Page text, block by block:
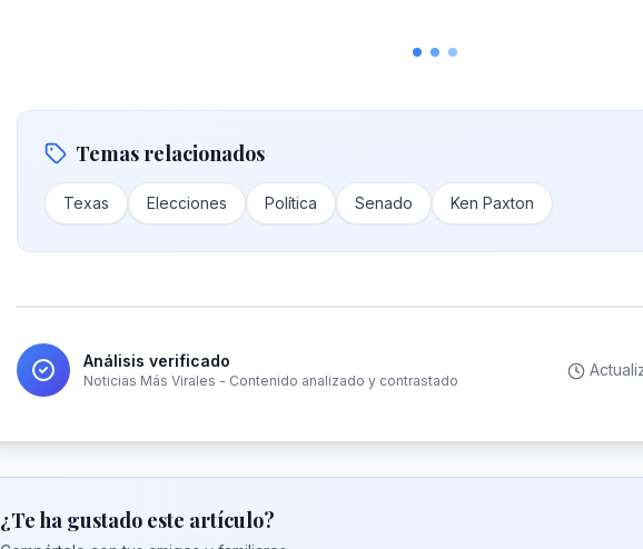
Temas relacionados
Texas Elecciones Política Senado Ken Paxton
Análisis verificado
Noticias Más Virales - Contenido analizado y contrastado
¿Te ha gustado este artículo?